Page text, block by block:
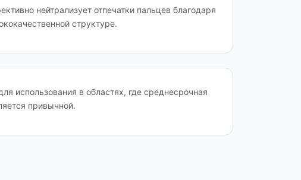
нейтрализует отпечатки пальцев благодаря
структуре.
использования в областях, где среднесрочная
привычной.